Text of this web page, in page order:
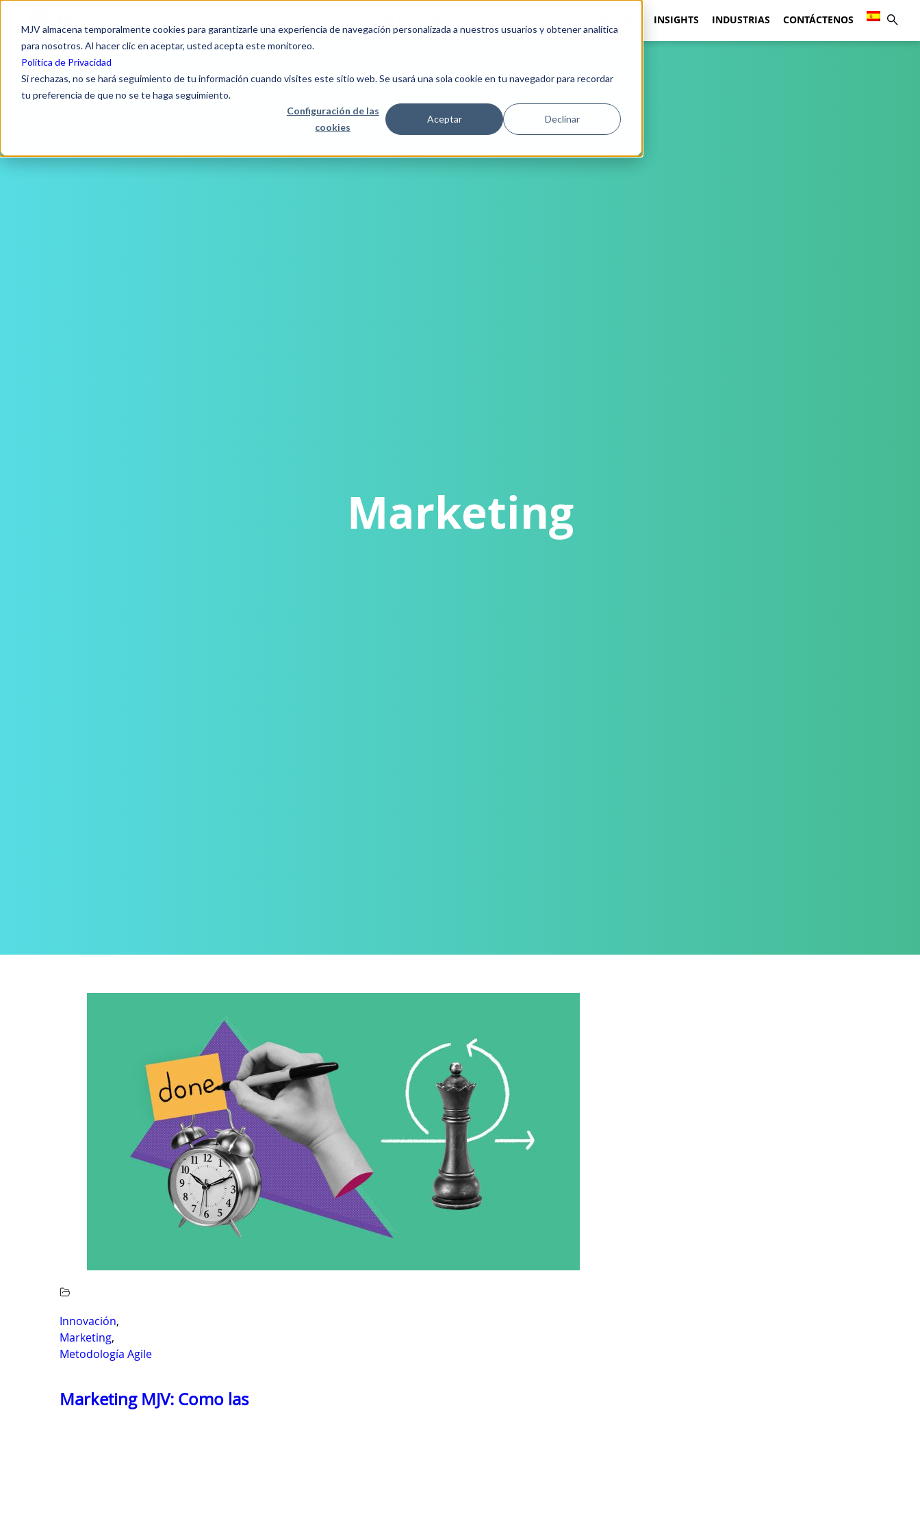
MJV almacena temporalmente cookies para garantizarle una experiencia de navegación personalizada a nuestros usuarios y obtener analítica
para nosotros. Al hacer clic en aceptar, usted acepta este monitoreo.
Política de Privacidad
Si rechazas, no se hará seguimiento de tu información cuando visites este sitio web. Se usará una sola cookie en tu navegador para recordar
tu preferencia de que no se te haga seguimiento.
Configuración de las
cookies
Aceptar Declinar
INSIGHTS INDUSTRIAS CONTÁCTENOS
Marketing
Innovación,
Marketing,
Metodología Agile
Marketing MJV: Como las